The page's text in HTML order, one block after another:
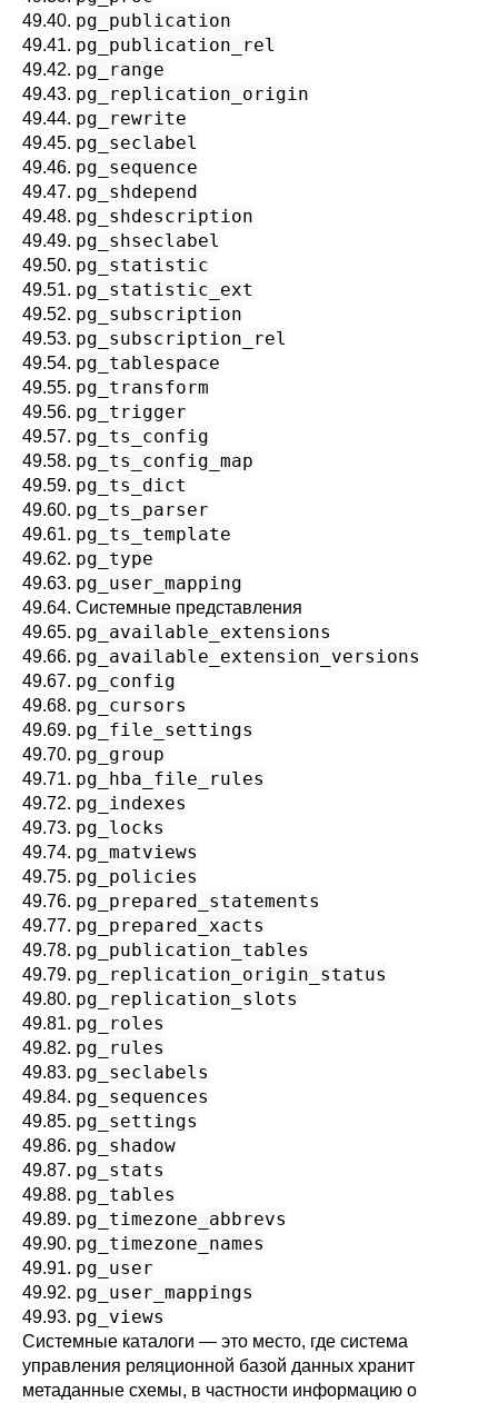
49.40. pg_publication
49.41. pg_publication_rel
49.42. pg_range
49.43. pg_replication_origin
49.44. pg_rewrite
49.45. pg_seclabel
49.46. pg_sequence
49.47. pg_shdepend
49.48. pg_shdescription
49.49. pg_shseclabel
49.50. pg_statistic
49.51. pg_statistic_ext
49.52. pg_subscription
49.53. pg_subscription_rel
49.54. pg_tablespace
49.55. pg_transform
49.56. pg_trigger
49.57. pg_ts_config
49.58. pg_ts_config_map
49.59. pg_ts_dict
49.60. pg_ts_parser
49.61. pg_ts_template
49.62. pg_type
49.63. pg_user_mapping
49.64. Системные представления
49.65. pg_available_extensions
49.66. pg_available_extension_versions
49.67. pg_config
49.68. pg_cursors
49.69. pg_file_settings
49.70. pg_group
49.71. pg_hba_file_rules
49.72. pg_indexes
49.73. pg_locks
49.74. pg_matviews
49.75. pg_policies
49.76. pg_prepared_statements
49.77. pg_prepared_xacts
49.78. pg_publication_tables
49.79. pg_replication_origin_status
49.80. pg_replication_slots
49.81. pg_roles
49.82. pg_rules
49.83. pg_seclabels
49.84. pg_sequences
49.85. pg_settings
49.86. pg_shadow
49.87. pg_stats
49.88. pg_tables
49.89. pg_timezone_abbrevs
49.90. pg_timezone_names
49.91. pg_user
49.92. pg_user_mappings
49.93. pg_views
Системные каталоги — это место, где система
управления реляционной базой данных хранит
метаданные схемы, в частности информацию о